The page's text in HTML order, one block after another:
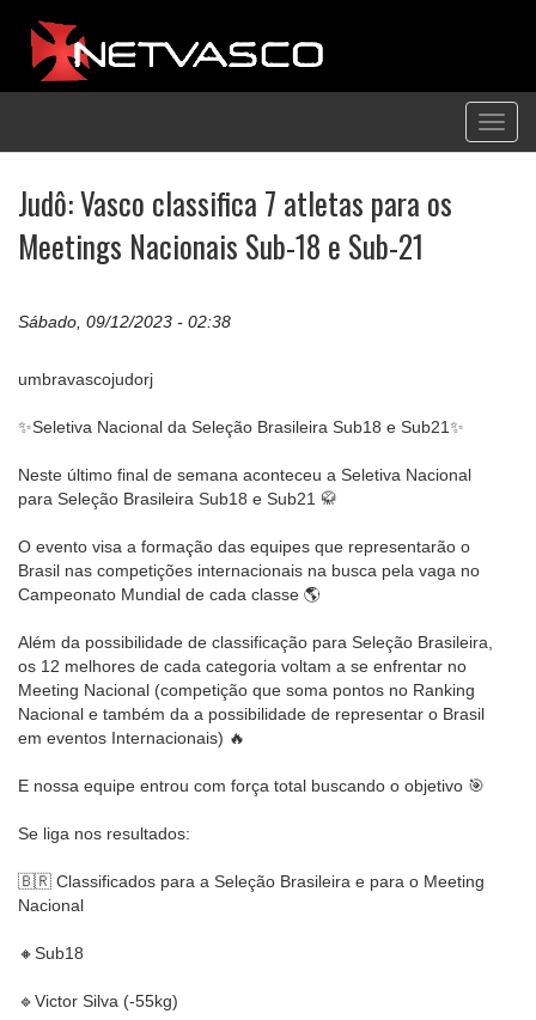
Judô: Vasco classifica 7 atletas para os
Meetings Nacionais Sub-18 e Sub-21
Sábado, 09/12/2023 - 02:38
umbravascojudorj
✨Seletiva Nacional da Seleção Brasileira Sub18 e Sub21✨
Neste último final de semana aconteceu a Seletiva Nacional
para Seleção Brasileira Sub18 e Sub21 🥋
O evento visa a formação das equipes que representarão o
Brasil nas competições internacionais na busca pela vaga no
Campeonato Mundial de cada classe 🌎
Além da possibilidade de classificação para Seleção Brasileira,
os 12 melhores de cada categoria voltam a se enfrentar no
Meeting Nacional (competição que soma pontos no Ranking
Nacional e também da a possibilidade de representar o Brasil
em eventos Internacionais) 🔥
E nossa equipe entrou com força total buscando o objetivo 🎯
Se liga nos resultados:
🇧🇷 Classificados para a Seleção Brasileira e para o Meeting
Nacional
🔸️Sub18
🔹Victor Silva (-55kg)